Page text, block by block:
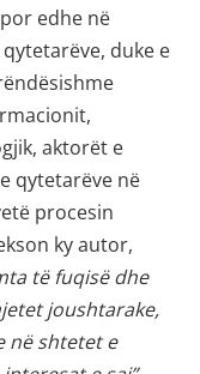
edhe në
duke e
aktorët e
qytetarëve në
procesin
ky autor,
të fuqisë dhe
joushtarake,
në shtetet e